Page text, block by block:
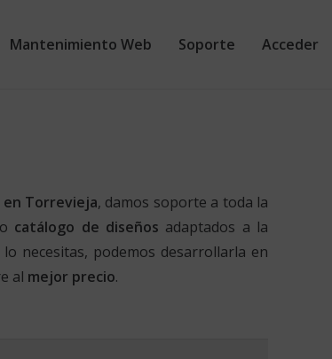
Mantenimiento Web Soporte Acceder
en Torrevieja, damos soporte a toda la
catálogo de diseños adaptados a la
necesitas, podemos desarrollarla en
al mejor precio.